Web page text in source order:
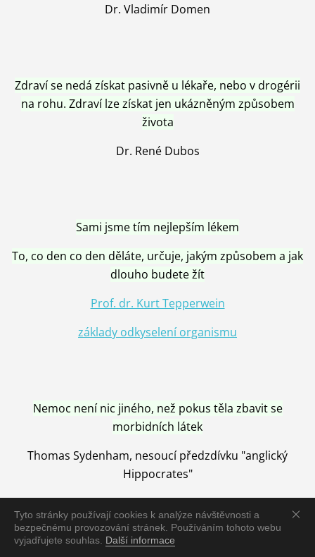
Tyto stránky používají cookies k analýze návštěvnosti a
bezpečnému provozování stránek. Používáním tohoto webu
vyjadřujete souhlas. Další informace
Dr. Vladimír Domen
Zdraví se nedá získat pasivně u lékaře, nebo v drogérii
na rohu. Zdraví lze získat jen ukázněným způsobem
života
Dr. René Dubos
Sami jsme tím nejlepším lékem
To, co den co den děláte, určuje, jakým způsobem a jak
dlouho budete žít
Prof. dr. Kurt Tepperwein
základy odkyselení organismu
Nemoc není nic jiného, než pokus těla zbavit se
morbidních látek
Thomas Sydenham, nesoucí předzdívku "anglický
Hippocrates"
Nemoc je vyléčena jen pomocí Přírody, neutralizací a